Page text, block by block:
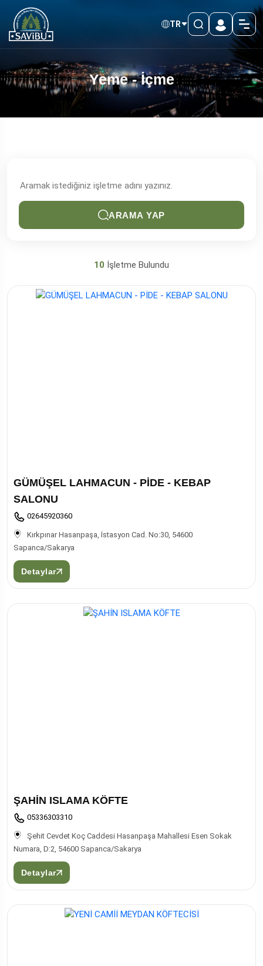
TR
Yeme - İçme
ARAMA YAP
10 İşletme Bulundu
GÜMÜŞEL LAHMACUN - PİDE - KEBAP
SALONU
02645920360
Kırkpınar Hasanpaşa, İstasyon Cad. No:30, 54600
Sapanca/Sakarya
Detaylar
ŞAHİN ISLAMA KÖFTE
05336303310
Şehit Cevdet Koç Caddesi Hasanpaşa Mahallesi Esen Sokak
Numara, D:2, 54600 Sapanca/Sakarya
Detaylar